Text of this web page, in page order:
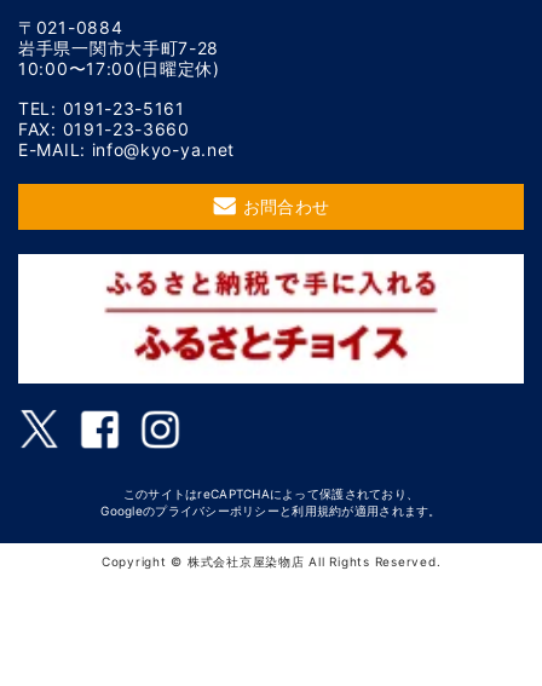
〒021-0884
岩手県一関市大手町7-28
10:00〜17:00(日曜定休)
TEL: 0191-23-5161
FAX: 0191-23-3660
E-MAIL: info@kyo-ya.net
お問合わせ
このサイトはreCAPTCHAによって保護されており、
Googleのプライバシーポリシー と利用規約が適用されます。
Copyright © 株式会社京屋染物店 All Rights Reserved.